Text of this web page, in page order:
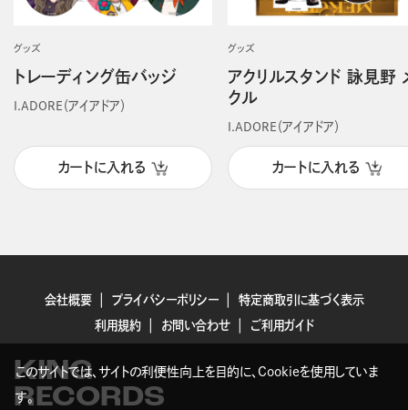
グッズ
トレーディング缶バッジ
I.ADORE（アイアドア）
カートに入れる
グッズ
アクリルスタンド 詠見野
クル
I.ADORE（アイアドア）
カートに入れる
会社概要 プライバシーポリシー
特定商取引に基づく表示
利用規約
お問い合わせ ご利用ガイド
KING
RECORDS
このサイトでは、サイトの利便性向上を目的に、Cookieを使用していま
す。